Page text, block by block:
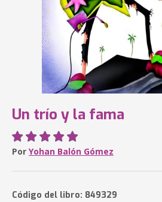
Un trío y la fama
Por Yohan Balón Gómez
Código del libro: 849329